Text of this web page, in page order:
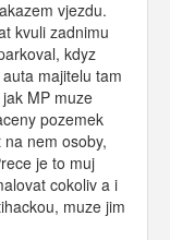
vjezdu.
kvuli zadnimu
kdyz
majitelu tam
MP muze
pozemek
nem osoby,
je to muj
cokoliv a i
muze jim